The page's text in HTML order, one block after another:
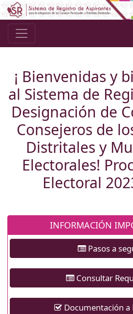
¡ Bienvenidas y
al Sistema de
Designación de
Consejeros de
Distritales y
Electorales!
Electoral
INFORMACIÓN
Pasos a
Consultar
Documentación a